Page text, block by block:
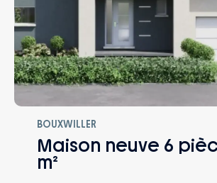
BOUXWILLER
Maison neuve 6
m²